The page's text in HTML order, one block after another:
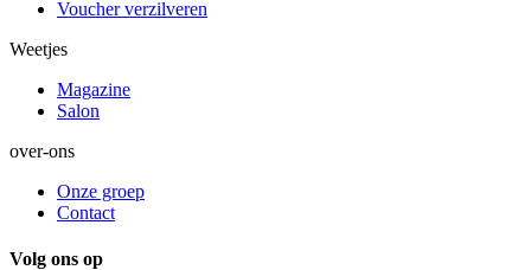
Voucher verzilveren
Weetjes
Magazine
Salon
over-ons
Onze groep
Contact
Volg ons op